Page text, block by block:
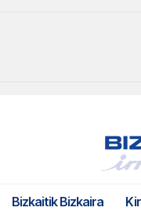
Bizkaitik Bizkaira